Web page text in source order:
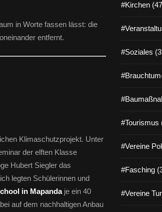
in Worte fassen lässt: die
entfernt.
Klimaschutzprojekt. Unter
der elften Klasse
Hubert Siegler das
legten Schülerinnen und
in Mapandaje ein 40
auf dem nachhaltigen Anbau
#Kirchen
#Soziales
#Tourismus
#Vereine
#Fasching
#Vereine